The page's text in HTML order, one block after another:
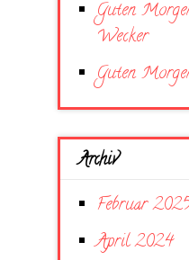
Guten
Wecker
Guten
Archiv
Februar
April 2024